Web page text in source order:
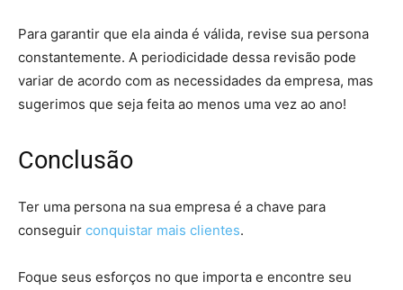
Para garantir que ela ainda é válida, revise sua persona
constantemente. A periodicidade dessa revisão pode
variar de acordo com as necessidades da empresa, mas
sugerimos que seja feita ao menos uma vez ao ano!
Conclusão
Ter uma persona na sua empresa é a chave para
conseguir conquistar mais clientes.
Foque seus esforços no que importa e encontre seu